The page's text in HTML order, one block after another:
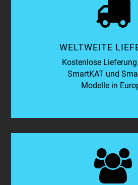
WELTWEITE
Kostenlose
SmartKAT und
Modelle in